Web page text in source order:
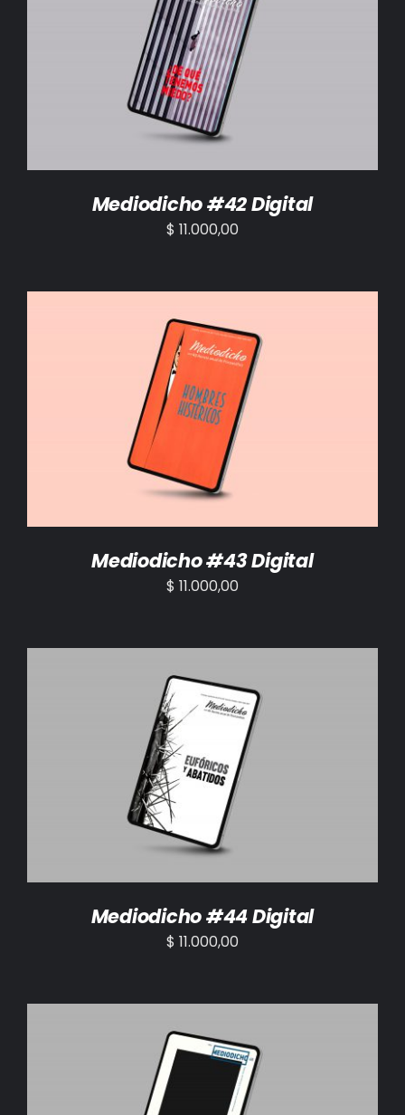
AÑADIR AL CARRITO /
Mediodicho #42 Digital
$ 11.000,00
AÑADIR AL CARRITO /
Mediodicho #43 Digital
$ 11.000,00
AÑADIR AL CARRITO /
Mediodicho #44 Digital
$ 11.000,00